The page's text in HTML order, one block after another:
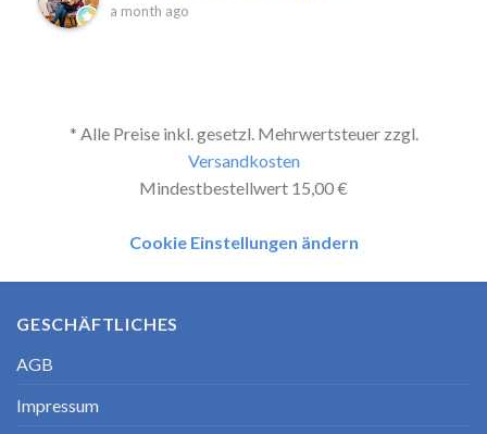
a month ago
* Alle Preise inkl. gesetzl. Mehrwertsteuer zzgl.
Versandkosten
Mindestbestellwert 15,00 €
Cookie Einstellungen ändern
GESCHÄFTLICHES
AGB
Impressum